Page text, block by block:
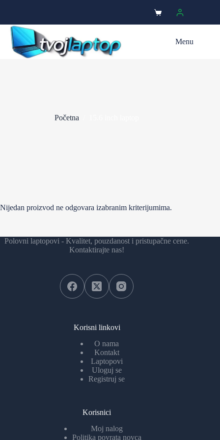
Menu
Početna
Nijedan proizvod ne odgovara izabranim kriterijumima.
Polovni laptopovi - Kvalitet, pouzdanost i pristupačne cene.
Kontaktirajte nas!
Korisni linkovi
O nama
Kontakt
Laptopovi
Uloguj se
Registruj se
Korisnici
Moj nalog
Politika povrata novca